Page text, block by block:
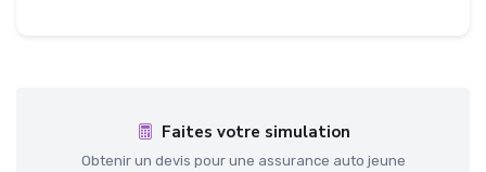
Faites votre simulation
Obtenir un devis pour une assurance auto jeune